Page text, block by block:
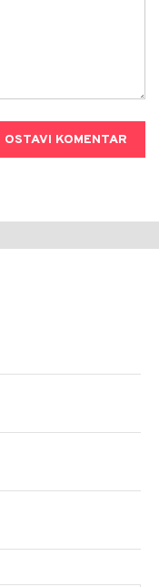
OSTAVI KOMENTAR